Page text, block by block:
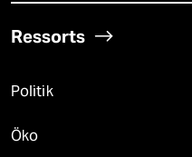
Ressorts
Politik
Öko